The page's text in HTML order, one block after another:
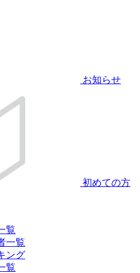
お知らせ
初めての方
覧
一覧
ング
覧